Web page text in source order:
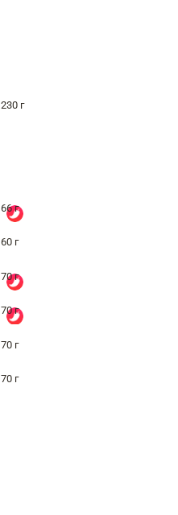
230 г
66 г
60 г
70 г
70 г
70 г
70 г